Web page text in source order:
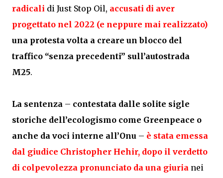
radicali di Just Stop Oil, accusati di aver
progettato nel 2022 (e neppure mai realizzato)
una protesta volta a creare un blocco del
traffico “senza precedenti” sull’autostrada
M25.
La sentenza – contestata dalle solite sigle
storiche dell’ecologismo come Greenpeace o
anche da voci interne all’Onu – è stata emessa
dal giudice Christopher Hehir, dopo il verdetto
di colpevolezza pronunciato da una giuria nei